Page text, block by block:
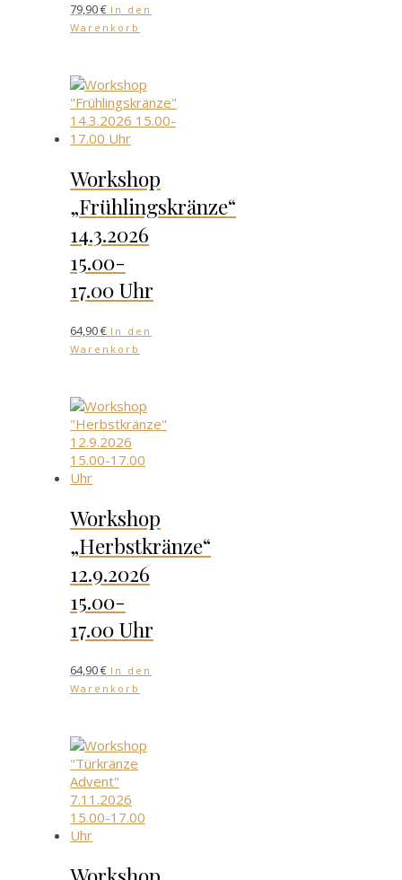
79,90€ In den
Warenkorb
Workshop
„Frühlingskränze“
14.3.2026
15.00-
17.00 Uhr
64,90€ In den
Warenkorb
Workshop
„Herbstkränze“
12.9.2026
15.00-
17.00 Uhr
64,90€ In den
Warenkorb